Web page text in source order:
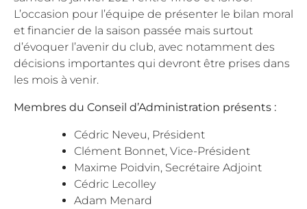
L’occasion pour l’équipe de présenter le bilan moral
et financier de la saison passée mais surtout
d’évoquer l’avenir du club, avec notamment des
décisions importantes qui devront être prises dans
les mois à venir.
Membres du Conseil d’Administration présents :
Cédric Neveu, Président
Clément Bonnet, Vice-Président
Maxime Poidvin, Secrétaire Adjoint
Cédric Lecolley
Adam Menard